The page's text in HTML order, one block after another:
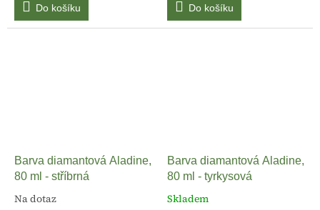
Do košíku Do košíku
Barva diamantová Aladine,
80 ml - stříbrná
Na dotaz
Barva diamantová Aladine,
80 ml - tyrkysová
Skladem